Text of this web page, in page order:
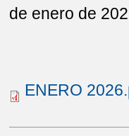
de enero de
ENERO